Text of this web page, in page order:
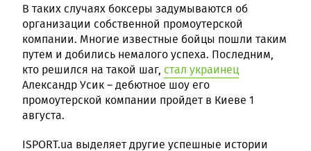
В таких случаях боксеры задумываются об
организации собственной промоутерской
компании. Многие известные бойцы пошли таким
путем и добились немалого успеха. Последним,
кто решился на такой шаг, стал украинец
Александр Усик – дебютное шоу его
промоутерской компании пройдет в Киеве 1
августа.
ISPORT.ua выделяет другие успешные истории